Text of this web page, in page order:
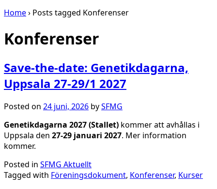
Home› Posts tagged Konferenser
Konferenser
Save-the-date: Genetikdagarna,
Uppsala 27-29/1 2027
Posted on 24 juni, 2026 bySFMG
Genetikdagarna 2027 (Stallet) kommer att avhållas i
Uppsala den 27-29 januari 2027. Mer information
kommer.
Posted in SFMG Aktuellt
Tagged with Föreningsdokument, Konferenser, Kurser